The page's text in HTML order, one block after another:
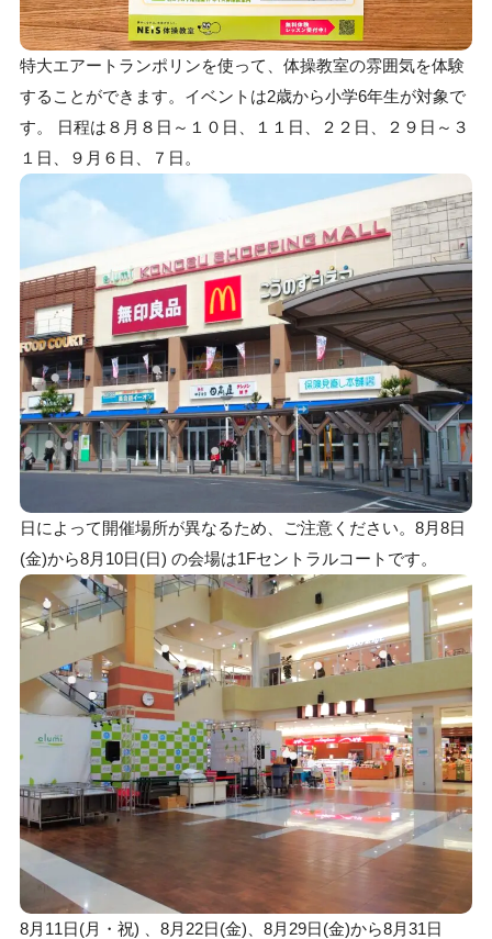
特大エアートランポリンを使って、体操教室の雰囲気を体験
することができます。イベントは2歳から小学6年生が対象で
す。 日程は８月８日～１０日、１１日、２２日、２９日～３
１日、９月６日、７日。
日によって開催場所が異なるため、ご注意ください。8月8日
(金)から8月10日(日) の会場は1Fセントラルコートです。
8月11日(月・祝) 、8月22日(金)、8月29日(金)から8月31日